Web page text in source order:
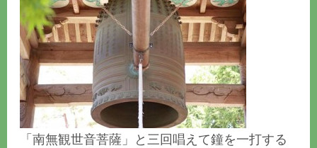
「南無観世音菩薩」と三回唱えて鐘を一打する